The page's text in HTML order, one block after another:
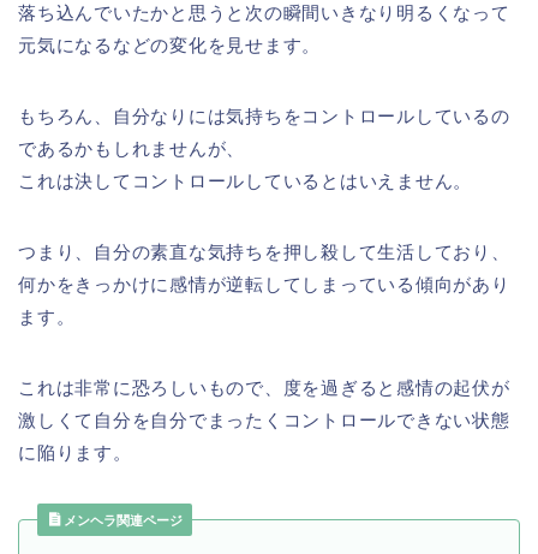
落ち込んでいたかと思うと次の瞬間いきなり明るくなって
元気になるなどの変化を見せます。
もちろん、自分なりには気持ちをコントロールしているの
であるかもしれませんが、
これは決してコントロールしているとはいえません。
つまり、自分の素直な気持ちを押し殺して生活しており、
何かをきっかけに感情が逆転してしまっている傾向があり
ます。
これは非常に恐ろしいもので、度を過ぎると感情の起伏が
激しくて自分を自分でまったくコントロールできない状態
に陥ります。
メンヘラ関連ページ